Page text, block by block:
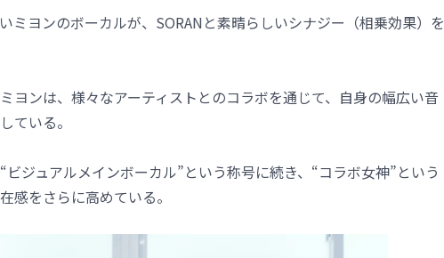
ミヨンのボーカルが、SORANと素晴らしいシナジー（相乗効果）を
ヨンは、様々なアーティストとのコラボを通じて、自身の幅広い音
ている。
ジュアルメインボーカル”という称号に続き、“コラボ女神”という
感をさらに高めている。